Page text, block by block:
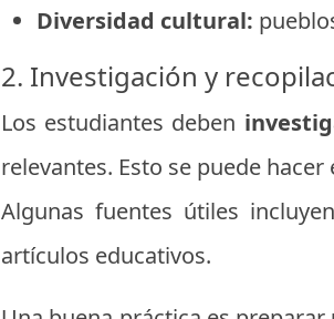
Diversidad cultural:
2. Investigación y
Los estudiantes deben
relevantes. Esto se puede
Algunas fuentes útiles
artículos educativos.